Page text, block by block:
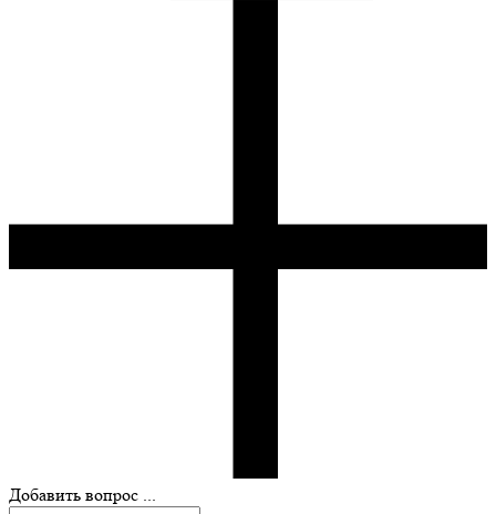
Добавить вопрос ...